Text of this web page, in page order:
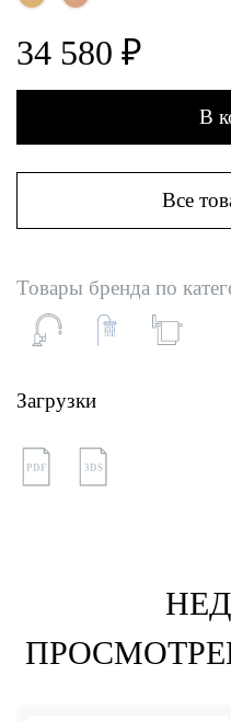
34 580 ₽
В
Все
Товары бренда по
Загрузки
PDF 3DS